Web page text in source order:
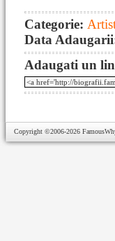
Categorie:
Data
Adaugati un
Copyright ©2006-2026